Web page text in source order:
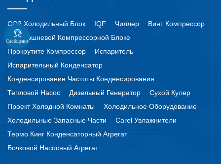
Сообщение
CO2 Холодильный Блок IQF Чиллер
Винт Компрессор
По Поршневой Компрессорной Блоке
Прокрутите Компрессор
Испаритель
Испарительный Конденсатор
Конденсирование Частоты Конденсирования
Тепловой Насос
Дизельный Генератор
Сухой Кулер
Проект Холодной Комнаты
Холодильное Оборудование
Холодильные Запасные Части
Carel Увлажнители
Термо Кинг Конденсаторный Агрегат
Бочковой Насосный Агрегат